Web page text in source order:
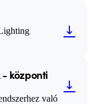
központi
való